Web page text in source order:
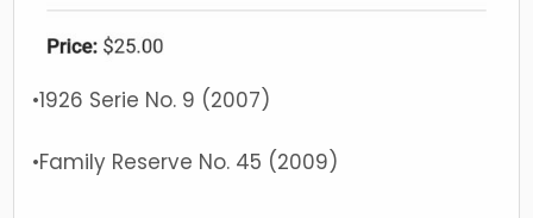
•1926 Serie No. 9 (2007)
•Family Reserve No. 45 (2009)